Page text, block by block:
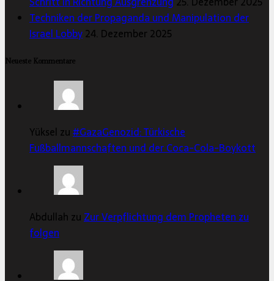
Techniken der Propaganda und Manipulation der
Israel Lobby24. Dezember 2025
Neueste Kommentare
Yüksel zu#GazaGenozid: Türkische
Fußballmannschaften und der Coca-Cola-Boykott
Abdullah zu Zur Verpflichtung dem Propheten zu
folgen